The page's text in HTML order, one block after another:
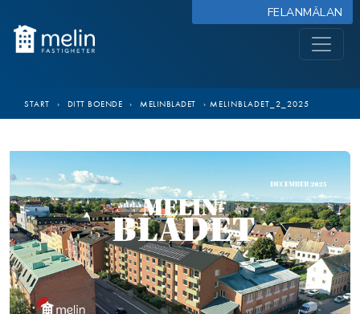
FELANMÄLAN
START › DITT BOENDE › MELINBLADET › MELINBLADET_2_2025